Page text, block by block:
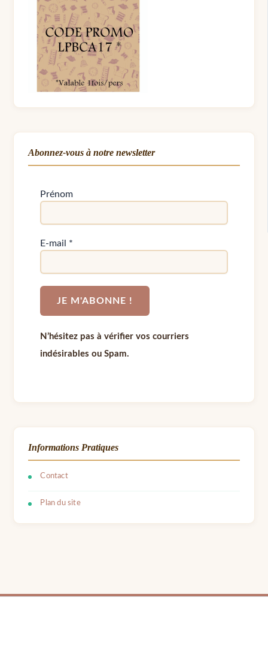
Abonnez-vous à notre newsletter
Prénom
E-mail *
N’hésitez pas à vérifier vos courriers
indésirables ou Spam.
Informations Pratiques
Contact
Plan du site